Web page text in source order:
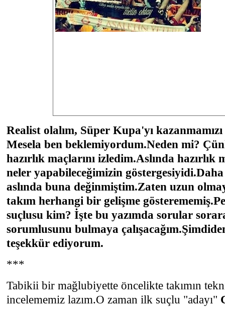
Realist olalım, Süper Kupa'yı
Mesela ben beklemiyordum.Neden mi?
hazırlık maçlarını izledim.Aslında
neler yapabileceğimizin
aslında buna değinmiştim.Zaten uzun
takım herhangi bir gelişme
suçlusu kim? İşte bu yazımda sorular
sorumlusunu bulmaya
teşekkür ediyorum.
***
Tabikii bir mağlubiyette öncelikte takımın
incelememiz lazım.O zaman ilk suçlu "adayı"